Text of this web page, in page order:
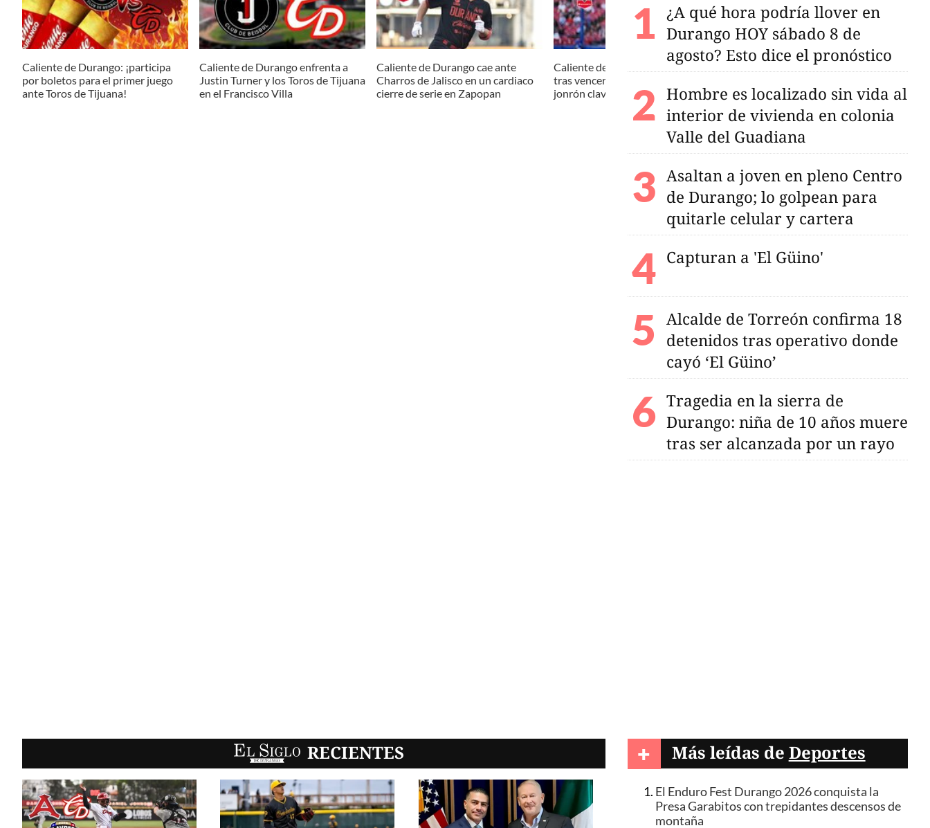
Caliente de Durango: ¡participa
por boletos para el primer juego
ante Toros de Tijuana!
Caliente de Durango enfrenta a
Justin Turner y los Toros de Tijuana
en el Francisco Villa
Caliente de Durango cae ante
Charros de Jalisco en un cardiaco
cierre de serie en Zapopan
Caliente de Durango iguala la serie
tras vencer a Charros con un
jonrón clave de Juan Uriarte
¿A qué hora podría llover en
Durango HOY sábado 8 de
agosto? Esto dice el pronóstico
Hombre es localizado sin vida al
interior de vivienda en colonia
Valle del Guadiana
Asaltan a joven en pleno Centro
de Durango; lo golpean para
quitarle celular y cartera
Capturan a 'El Güino'
Alcalde de Torreón confirma 18
detenidos tras operativo donde
cayó ‘El Güino’
Tragedia en la sierra de
Durango: niña de 10 años muere
tras ser alcanzada por un rayo
EL SIGLO RECIENTES + Más leídas de Deportes
El Enduro Fest Durango 2026 conquista la
Presa Garabitos con trepidantes descensos de
montaña